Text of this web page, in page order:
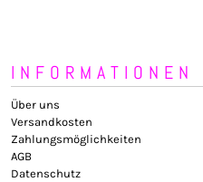
INFORMATIONEN
Über uns
Versandkosten
Zahlungsmöglichkeiten
AGB
Datenschutz